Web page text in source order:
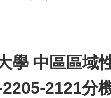
學 中區區域
2121分